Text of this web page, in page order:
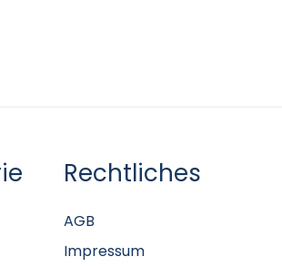
Rechtliches
AGB
Impressum